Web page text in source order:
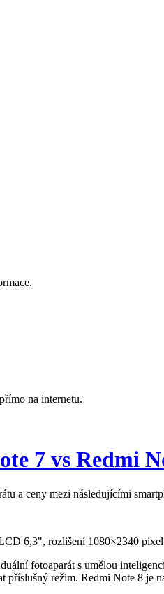
na internetu.
7 vs Redmi
a ceny mezi následujícími
6,3", rozlišení 1080×2340
fotoaparát s umělou
příslušný režim. Redmi Note 8 je